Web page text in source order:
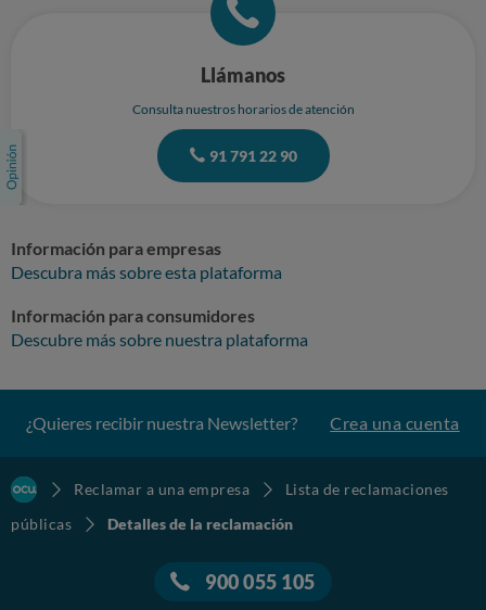
Llámanos
Consulta nuestros horarios de atención
91 791 22 90
Información para empresas
Descubra más sobre esta plataforma
Información para consumidores
Descubre más sobre nuestra plataforma
¿Quieres recibir nuestra Newsletter? Crea una cuenta
Reclamar a una empresa
Lista de reclamaciones
públicas
Detalles de la reclamación
900 055 105